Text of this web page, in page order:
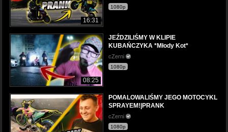
16:31
1080p
08:25
JEŹDZILIŚMY W KLIPIE
KUBAŃCZYKA *Młody Kot*
cZerni
1080p
POMALOWALIŚMY JEGO MOTOCYKL
SPRAYEM!|PRANK
cZerni
1080p